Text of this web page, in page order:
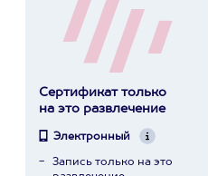
Сертификат только
на это развлечение
Электронный
Запись только на это